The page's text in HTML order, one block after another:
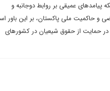
عمیقی بر روابط دوجانبه و
و حاکمیت ملی پاکستان، بر این باور
در حمایت از حقوق شیعیان در کشورهای